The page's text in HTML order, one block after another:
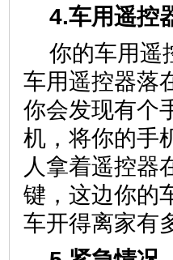
4.车用遥控
你的车用遥
车用遥控器落
你会发现有个
机，将你的手
人拿着遥控器
键，这边你的
车开得离家有